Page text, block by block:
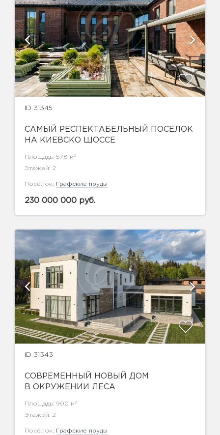
ID 31345
САМЫЙ РЕСПЕКТАБЕЛЬНЫЙ ПОСЕЛОК
НА КИЕВСКО ШОССЕ
Площадь: 578 м 2
Этажей: 2
Посёлок: Графские пруды
230 000 000 руб.
ID 31343
СОВРЕМЕННЫЙ НОВЫЙ ДОМ
В ОКРУЖЕНИИ ЛЕСА
Площадь: 900 м 2
Этажей: 2
Посёлок: Графские пруды